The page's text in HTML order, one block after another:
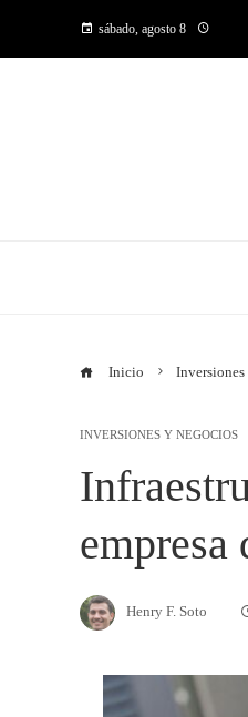
sábado, agosto 8
Inicio
INVERSIONES Y NEGOCIOS
empresa
Henry F. Soto